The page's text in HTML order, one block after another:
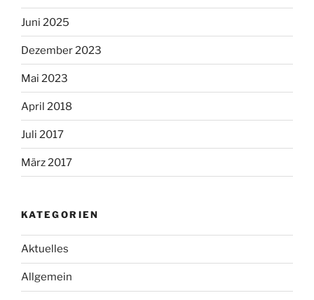
Juni 2025
Dezember 2023
Mai 2023
April 2018
Juli 2017
März 2017
KATEGORIEN
Aktuelles
Allgemein